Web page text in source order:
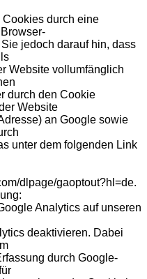
durch eine
jedoch darauf hin, dass
Website vollumfänglich
durch den Cookie
Website
an Google sowie
unter dem folgenden Link
dlpage/gaoptout?hl=de.
Analytics auf unseren
deaktivieren. Dabei
durch Google-